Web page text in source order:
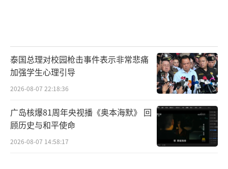
今年中国军队不仅在大国军事外交方面颇
有成效，对外军事行动也非常活跃，是今年军
事外交的第二大亮点。
根据国防部官网军事行动的公开报道，今
年中国与其他国家军队进行的联演联训数量达
到20余次，张军社说，“这是自疫情以来，中
泰国总理对校园枪击事件表示非常悲痛
加强学生心理引导
2026-08-07 22:18:36
广岛核爆81周年央视播《奥本海默》 回
顾历史与和平使命
2026-08-07 14:58:17